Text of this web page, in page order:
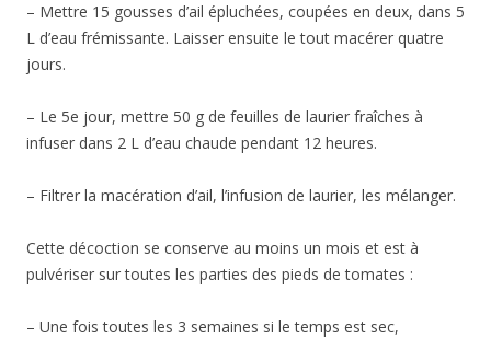
– Mettre 15 gousses d’ail épluchées, coupées en deux, dans 5
L d’eau frémissante. Laisser ensuite le tout macérer quatre
jours.
– Le 5e jour, mettre 50 g de feuilles de laurier fraîches à
infuser dans 2 L d’eau chaude pendant 12 heures.
– Filtrer la macération d’ail, l’infusion de laurier, les mélanger.
Cette décoction se conserve au moins un mois et est à
pulvériser sur toutes les parties des pieds de tomates :
– Une fois toutes les 3 semaines si le temps est sec,